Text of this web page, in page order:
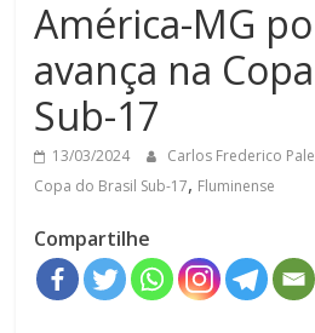
América-MG
avança na
Sub-17
13/03/2024 Carlos Frederico
Copa do Brasil Sub-17, Fluminense
Compartilhe